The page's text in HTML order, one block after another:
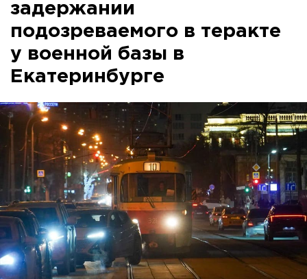
задержании
подозреваемого в теракте
у военной базы в
Екатеринбурге